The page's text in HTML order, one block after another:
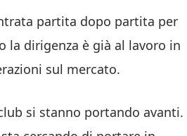
partita dopo partita per
dirigenza è già al lavoro in
sul mercato.
si stanno portando avanti.